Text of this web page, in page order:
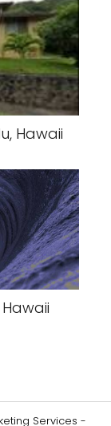
Hawaii
Services -